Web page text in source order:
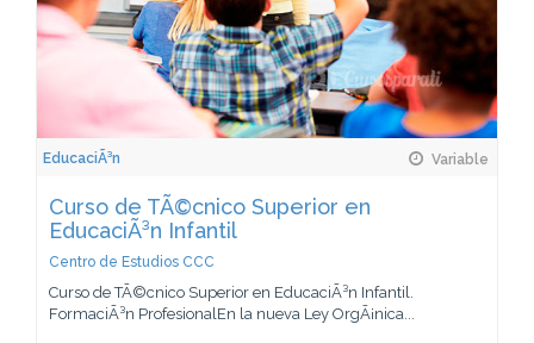
EducaciÃ³n Variable
Curso de TÃ©cnico Superior en
EducaciÃ³n Infantil
Centro de Estudios CCC
Curso de TÃ©cnico Superior en EducaciÃ³n Infantil.
FormaciÃ³n ProfesionalEn la nueva Ley OrgÃ¡nica...